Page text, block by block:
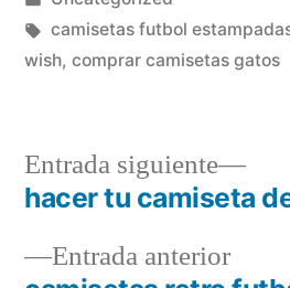
en
Etiquetas:
camisetas futbol
wish, comprar camisetas gatos
Navegación
deEntrada anterior
Entrada siguiente
hacer tu camiseta